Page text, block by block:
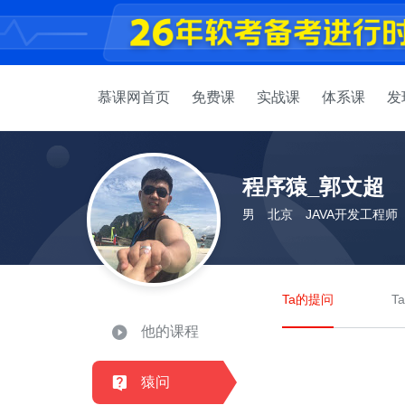
慕课网首页 免费课 实战课 体系课 发
程序猿_郭文超
男 北京 JAVA开发工程师
他的课程
猿问
Ta的提问